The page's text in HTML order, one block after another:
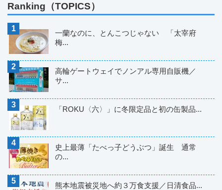
Ranking（TOPICS）
一蘭なのに、とんこつじゃない 「太宰府
梅...
高輪ゲートウェイでノンアル専用自販機／
サ...
「ROKU〈六〉」に冬限定品と初の缶製品...
史上最薄「たべっ子どうぶつ」誕生 通常
の...
熊本地震被災地へ約３万食支援／日清食品...